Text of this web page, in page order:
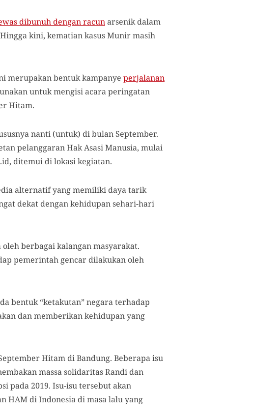
dibunuh dengan racunarsenik dalam
kini, kematian kasus Munir masih
merupakan bentuk kampanye perjalanan
untuk mengisi acara peringatan
Hitam.
nanti (untuk) di bulan September.
pelanggaran Hak Asasi Manusia, mulai
ditemui di lokasi kegiatan.
alternatif yang memiliki daya tarik
dekat dengan kehidupan sehari-hari
berbagai kalangan masyarakat.
pemerintah gencar dilakukan oleh
bentuk “ketakutan” negara terhadap
dan memberikan kehidupan yang
Hitam di Bandung. Beberapa isu
massa solidaritas Randi dan
pada 2019. Isu-isu tersebut akan
HAM di Indonesia di masa lalu yang